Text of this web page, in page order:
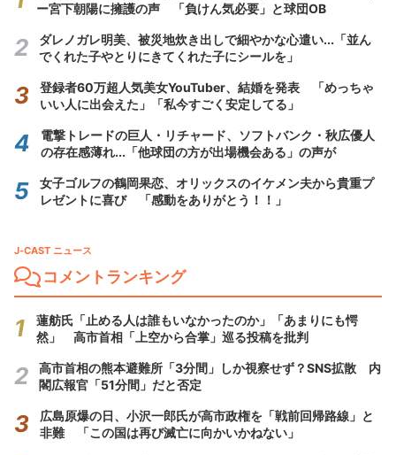
ー宮下朝陽に擁護の声 「負けん気必要」と球団OB
ダレノガレ明美、被災地炊き出しで細やかな心遣い...「並ん
でくれた子やとりにきてくれた子にシールを」
登録者60万超人気美女YouTuber、結婚を発表 「めっちゃ
いい人に出会えた」「私今すごく安定してる」
電撃トレードの巨人・リチャード、ソフトバンク・秋広優人
の存在感薄れ...「他球団の方が出場機会ある」の声が
女子ゴルフの鶴岡果恋、オリックスのイケメン夫から貴重プ
レゼントに喜び 「感動をありがとう！！」
J-CAST ニュース
コメントランキング
蓮舫氏「止める人は誰もいなかったのか」「あまりにも愕
然」 高市首相「上空から合掌」巡る投稿を批判
高市首相の熊本避難所「3分間」しか視察せず？SNS拡散 内
閣広報官「51分間」だと否定
広島原爆の日、小沢一郎氏が高市政権を「戦前回帰路線」と
非難 「この国は再び滅亡に向かいかねない」